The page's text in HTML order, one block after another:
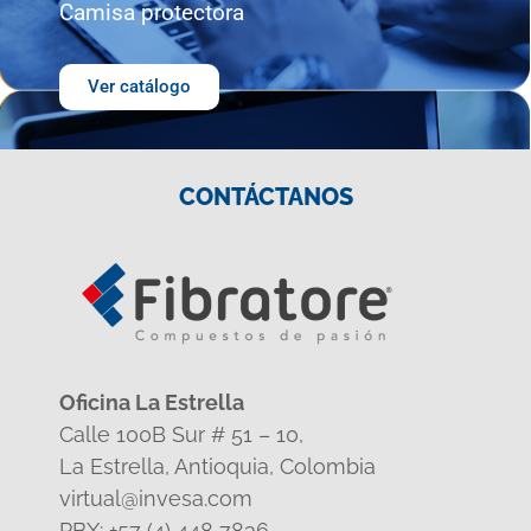
Camisa protectora
Ver catálogo
CONTÁCTANOS
Oficina La Estrella
Calle 100B Sur # 51 – 10,
La Estrella, Antioquia, Colombia
virtual@invesa.com